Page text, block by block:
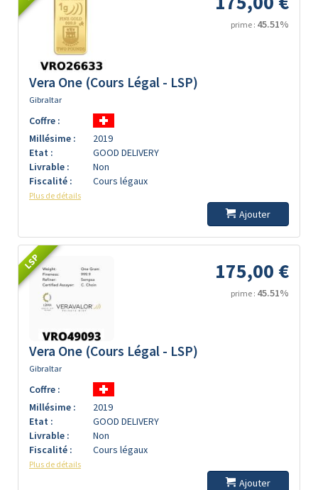
prime : 45.51%
Vera One (Cours Légal - LSP)
Gibraltar
Coffre :
Millésime :
2019
Etat :
GOOD DELIVERY
Livrable :
Non
Fiscalité :
Cours légaux
Plus de détails
Ajouter
LSP 175,00 €
prime : 45.51%
Vera One (Cours Légal - LSP)
Gibraltar
Coffre :
Millésime :
2019
Etat :
GOOD DELIVERY
Livrable :
Non
Fiscalité :
Cours légaux
Plus de détails
Ajouter